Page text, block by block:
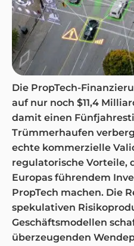
Die PropTech-
auf nur noch $11,4
damit einen
Trümmerhaufen
echte kommerzielle
regulatorische Vorteile,
Europas führendem
PropTech machen. Die
spekulativen
Geschäftsmodellen
überzeugenden